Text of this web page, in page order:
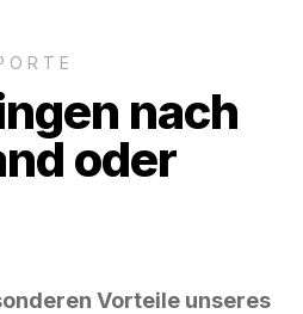
nach
oder
Vorteile unseres